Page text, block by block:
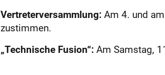
Vertreterversammlung:Am 4. und
zustimmen.
„Technische Fusion“:Am Samstag,